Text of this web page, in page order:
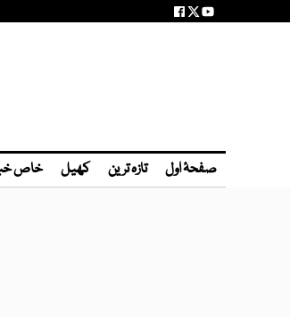
صفحۂ اول تازہ ترین کھیل خاص